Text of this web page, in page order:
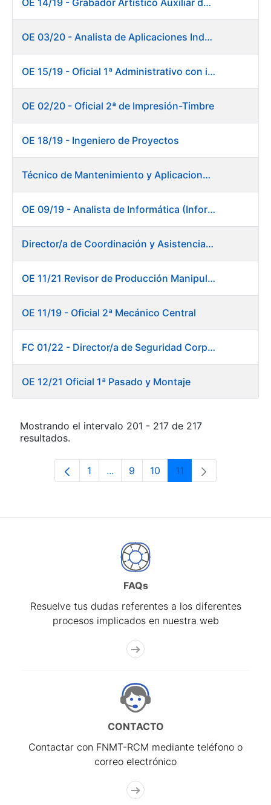
OE 14/19 - Grabador Artístico Auxiliar de Originales. Departamento de Preimpresión
OE 03/20 - Analista de Aplicaciones Industriales
OE 15/19 - Oficial 1ª Administrativo con inglés y francés
OE 02/20 - Oficial 2ª de Impresión-Timbre
OE 18/19 - Ingeniero de Proyectos
Técnico de Mantenimiento y Aplicaciones Industriales - Centro de trabajo de Burgos
OE 09/19 - Analista de Informática (Informática)
Director/a de Coordinación y Asistencia Técnica a la Presidencia -Dirección General
OE 11/21 Revisor de Producción Manipulado Timbre
OE 11/19 - Oficial 2ª Mecánico Central
FC 01/22 - Director/a de Seguridad Corporativa
OE 12/21 Oficial 1ª Pasado y Montaje
Mostrando el intervalo 201 - 217 de 217
resultados.
Página
1 ...Páginas intermedias Use TAB para
Página
9 Página
10 Página
11
FAQs
Resuelve tus dudas referentes a los diferentes
procesos implicados en nuestra web
CONTACTO
Contactar con FNMT-RCM mediante teléfono o
correo electrónico